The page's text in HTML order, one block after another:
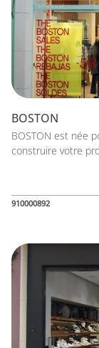
BOSTON
BOSTON est née
construire votre
910000892